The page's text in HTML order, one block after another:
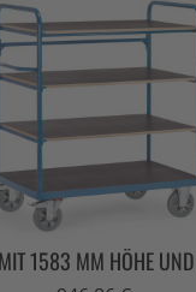
1583 MM HÖHE